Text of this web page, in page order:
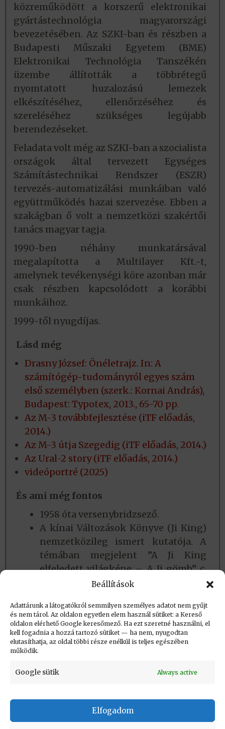
Beállítások
Adattárunk a látogatókról semmilyen személyes adatot nem gyűjt
és nem tárol. Az oldalon egyetlen elem használ sütiket: a Kereső
oldalon elérhető Google keresőmező. Ha ezt szeretné használni, el
kell fogadnia a hozzá tartozó sütiket — ha nem, nyugodtan
elutasíthatja, az oldal többi része enélkül is teljes egészében
működik.
Google sütik Always active
Elfogadom
közreműködött a korszerű elektronikai
gyártástechnológia magyarországi
bevezetésében. Az SZKI-ban és részben a
Budapesti Műszaki Egyetem (BME)
Elektronikai Technológia Tanszékén
üzembe állították a többrétegű
nyomtatott huzalozású lemezek
elkészítéséhez, ellenőrzéséhez és
szereléséhez szükséges legújabb
berendezéseket.
Feladata volt még az SZKI-ban a szocialista
országok által tervezett Egységes
Számítástechnikai Rendszer (ESZR)
tervezés-automatizálási munkáiban való
együttműködés hazai szervezése. Ebben a
szakágban ő volt a nemzetközi szakértői
tanács magyar tagja.
1990-ben néhány munkatársával
megalapította a Multilayer Kft.-t,
amelynek tevékenységi köre azonban már
csak részben kapcsolódott a korábbi
munkáihoz.
1999-től nyugdíjas.
Lásd még
Drasny József: Önéletrajz. In: A
számítógép-tudományról egyes szám
első személyben (szerk.: Kornai András),
Budapest: Typotex, 2013., 65-70 pp.
Az M-3 továbbfejlesztése (iTF előadás,
2014.)
Az M-3 útja Szegedig (iTF előadás, 2014.)
Az Ural-2 story (iTF előadás, 2014.)
videóportré (2025)
És ami még fontos
1958 óta versenybridzsező.
A kínai Változások Könyve (Ji King)
nemzetközileg ismert kutatója. A
témában megjelent ”A Ji King
elfeledett világképe – A Ji gömb” c.
könyve a Szenzár Kiadó
Létrehozva: 2019.09.30. 17:11
Utolsó módosítás: 2025.04.08. 13:19
Impresszum